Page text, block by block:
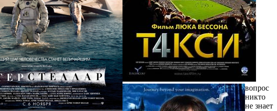
вопрос
никто
не знает